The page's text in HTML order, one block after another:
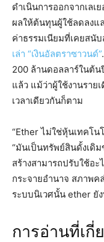
ดำเนินการออกจากเลเ
ผลให้ต้นทุนผู้ใช้ลดลงแ
ค่าธรรมเนียมที่เคยสนั
เล่า “เงินอัลตราซาวนด์”
200 ล้านดอลลาร์ในต้
แล้ว แม้ว่าผู้ใช้งานราย
เวลาเดียวกันก็ตาม
“Ether ไม่ใช่หุ้นเทคโน
“มันเป็นทรัพย์สินดั้งเดิ
สร้างสามารถปรับใช้อ
กระจายอำนาจ สภาพค
ระบบนิเวศนั้น ether ยั
การอ่านที่เกี่